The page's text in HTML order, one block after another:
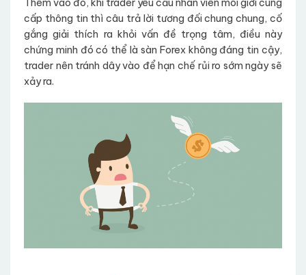
Thêm vào đó, khi trader yêu cầu nhân viên môi giới cung
cấp thông tin thì câu trả lời tương đối chung chung, cố
gắng giải thích ra khỏi vấn đề trọng tâm, điều này
chứng minh đó có thể là sàn Forex không đáng tin cậy,
trader nên tránh dây vào để hạn chế rủi ro sớm ngày sẽ
xảy ra.